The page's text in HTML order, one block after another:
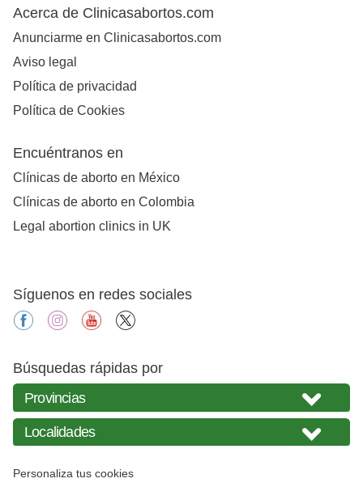
Acerca de Clinicasabortos.com
Anunciarme en Clinicasabortos.com
Aviso legal
Política de privacidad
Política de Cookies
Encuéntranos en
Clínicas de aborto en México
Clínicas de aborto en Colombia
Legal abortion clinics in UK
Síguenos en redes sociales
facebookinstagramyoutube
Búsquedas rápidas por
Personaliza tus cookies